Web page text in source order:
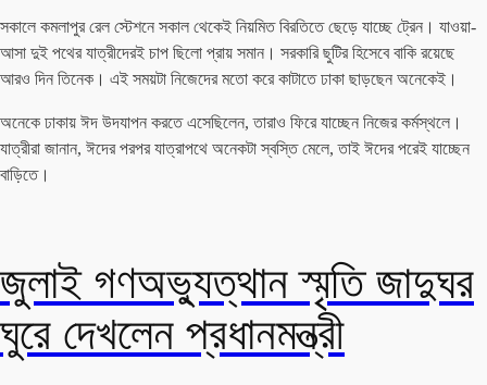
সকালে কমলাপুর রেল স্টেশনে সকাল থেকেই নিয়মিত বিরতিতে ছেড়ে যাচ্ছে ট্রেন। যাওয়া-
আসা দুই পথের যাত্রীদেরই চাপ ছিলো প্রায় সমান। সরকারি ছুটির হিসেবে বাকি রয়েছে
আরও দিন তিনেক। এই সময়টা নিজেদের মতো করে কাটাতে ঢাকা ছাড়ছেন অনেকেই।
অনেকে ঢাকায় ঈদ উদযাপন করতে এসেছিলেন, তারাও ফিরে যাচ্ছেন নিজের কর্মস্থলে।
যাত্রীরা জানান, ঈদের পরপর যাত্রাপথে অনেকটা স্বস্তি মেলে, তাই ঈদের পরেই যাচ্ছেন
বাড়িতে।
জুলাই গণঅভ্যুত্থান স্মৃতি জাদুঘর
ঘুরে দেখলেন প্রধানমন্ত্রী